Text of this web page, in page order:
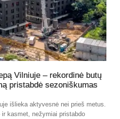
Vilniuje – rekordinė butų
pristabdė sezoniškumas
išlieka aktyvesnė nei prieš metus.
kasmet, nežymiai pristabdo